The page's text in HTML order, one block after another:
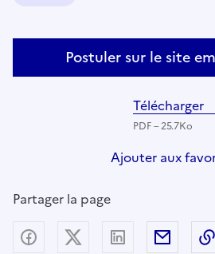
Postuler sur le site
Télécharger
PDF – 25.7Ko
Ajouter aux
Partager la page
Partager sur Facebook
Partager sur X
Partager sur